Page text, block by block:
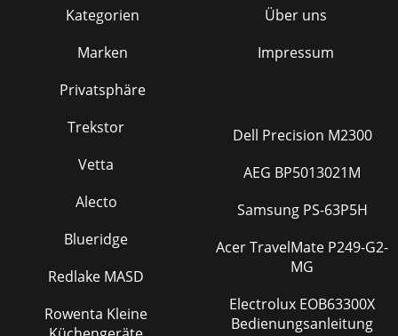
Kategorien
Marken
Privatsphäre
Über uns
Impressum
Trekstor
Vetta
Alecto
Blueridge
Redlake MASD
Rowenta Kleine
Dell Precision M2300
AEG BP5013021M
Samsung PS-63P5H
Acer TravelMate P249-G2-
MG
Electrolux EOB63300X
Bedienungsanleitung